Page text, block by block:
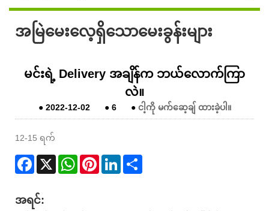
အမြဲမေးလေ့ရှိသောမေးခွန်းများ
မင်းရဲ့ Delivery အချိန်က ဘယ်လောက်ကြာ
လဲ။
● 2022-12-02 ● 6 ● ငါ့ကို မက်ဆေ့ချ် ထားခဲ့ပါ။
12-15 ရက်
Facebook
X WhatsAppPinterestLinkedIn
အရင်: